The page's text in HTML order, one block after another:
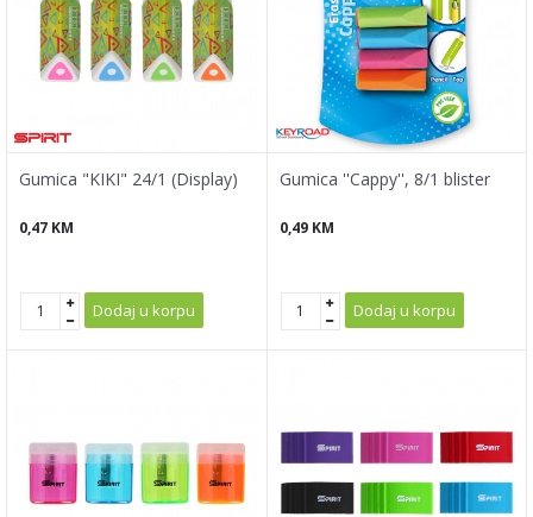
Gumica "KIKI" 24/1 (Display)
0,47 KM
Dodaj u korpu
Gumica ''Cappy'', 8/1 blister
0,49 KM
Dodaj u korpu